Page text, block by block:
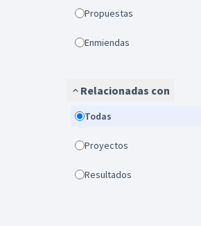
Propuestas
Enmiendas
Relacionadas con
Todas
Proyectos
Resultados